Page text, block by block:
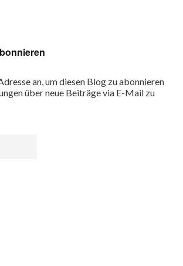
an, um diesen Blog zu abonnieren
über neue Beiträge via E-Mail zu